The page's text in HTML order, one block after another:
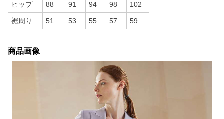
ヒップ 88 91 94 98 102
裾周り 51 53 55 57 59
商品画像